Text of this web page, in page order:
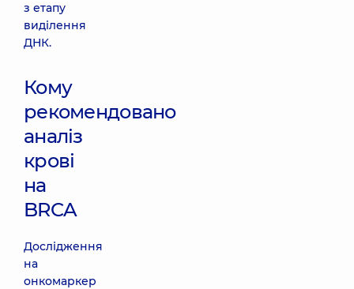
з етапу
виділення
ДНК.
Кому
рекомендовано
аналіз
крові
на
BRCA
Дослідження
на
онкомаркер